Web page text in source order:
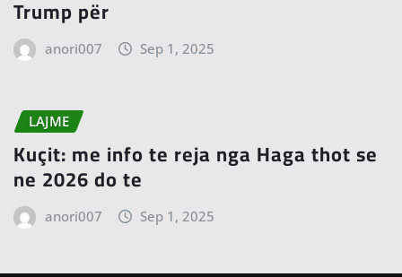
Trump për
anori007 Sep 1, 2025
LAJME
Kuçit: me info te reja nga Haga thot se
ne 2026 do te
anori007 Sep 1, 2025